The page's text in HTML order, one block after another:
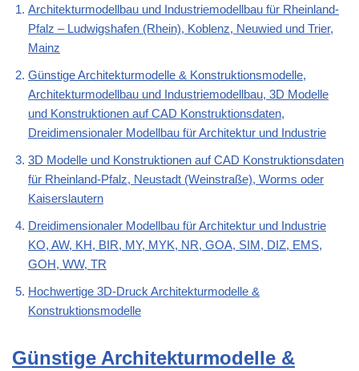
Architekturmodellbau und Industriemodellbau für Rheinland-
Pfalz – Ludwigshafen (Rhein), Koblenz, Neuwied und Trier,
Mainz
Günstige Architekturmodelle & Konstruktionsmodelle,
Architekturmodellbau und Industriemodellbau, 3D Modelle
und Konstruktionen auf CAD Konstruktionsdaten,
Dreidimensionaler Modellbau für Architektur und Industrie
3D Modelle und Konstruktionen auf CAD Konstruktionsdaten
für Rheinland-Pfalz, Neustadt (Weinstraße), Worms oder
Kaiserslautern
Dreidimensionaler Modellbau für Architektur und Industrie
KO, AW, KH, BIR, MY, MYK, NR, GOA, SIM, DIZ, EMS,
GOH, WW, TR
Hochwertige 3D-Druck Architekturmodelle &
Konstruktionsmodelle
Günstige Architekturmodelle &